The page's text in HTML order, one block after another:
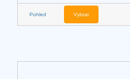
Pohled Vybrat